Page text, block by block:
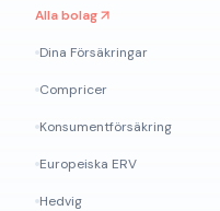
Alla bolag
Dina Försäkringar
Compricer
Konsumentförsäkring
Europeiska ERV
Hedvig